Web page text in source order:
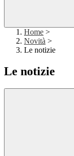
Home >
Novità >
Le notizie
Le notizie